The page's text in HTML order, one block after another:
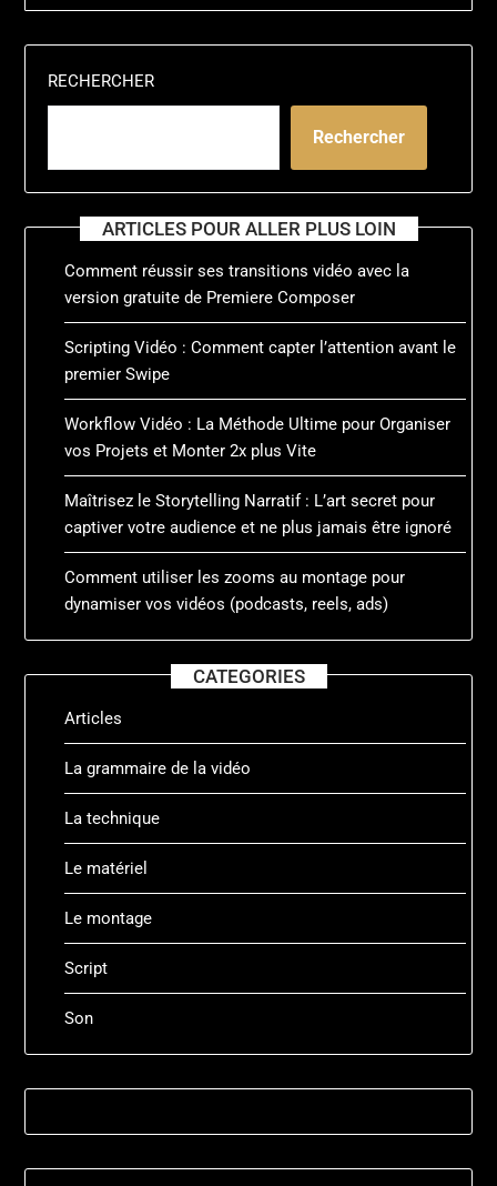
ALTERNATIVE:
RECHERCHER
Rechercher
ARTICLES POUR ALLER PLUS LOIN
Comment réussir ses transitions vidéo avec la
version gratuite de Premiere Composer
Scripting Vidéo : Comment capter l’attention avant le
premier Swipe
Workflow Vidéo : La Méthode Ultime pour Organiser
vos Projets et Monter 2x plus Vite
Maîtrisez le Storytelling Narratif : L’art secret pour
captiver votre audience et ne plus jamais être ignoré
Comment utiliser les zooms au montage pour
dynamiser vos vidéos (podcasts, reels, ads)
CATEGORIES
Articles
La grammaire de la vidéo
La technique
Le matériel
Le montage
Script
Son